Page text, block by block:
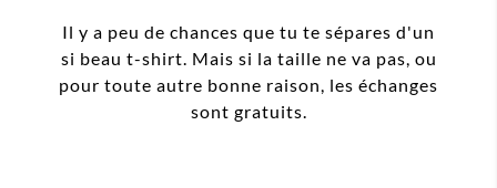
Il y a peu de chances que tu te sépares d'un
si beau t-shirt. Mais si la taille ne va pas, ou
pour toute autre bonne raison, les échanges
sont gratuits.